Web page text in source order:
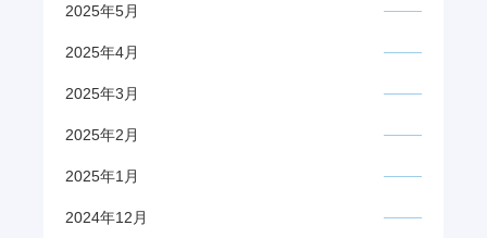
2025年5月
2025年4月
2025年3月
2025年2月
2025年1月
2024年12月